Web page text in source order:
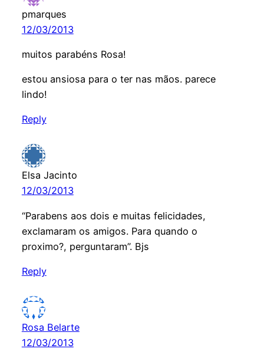
pmarques
12/03/2013
muitos parabéns Rosa!
estou ansiosa para o ter nas mãos. parece
lindo!
Reply
Elsa Jacinto
12/03/2013
“Parabens aos dois e muitas felicidades,
exclamaram os amigos. Para quando o
proximo?, perguntaram”. Bjs
Reply
Rosa Belarte
12/03/2013